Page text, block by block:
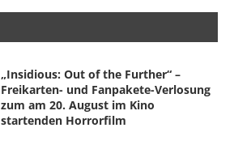
„Insidious: Out of the Further“ –
Freikarten- und Fanpakete-Verlosung
zum am 20. August im Kino
startenden Horrorfilm